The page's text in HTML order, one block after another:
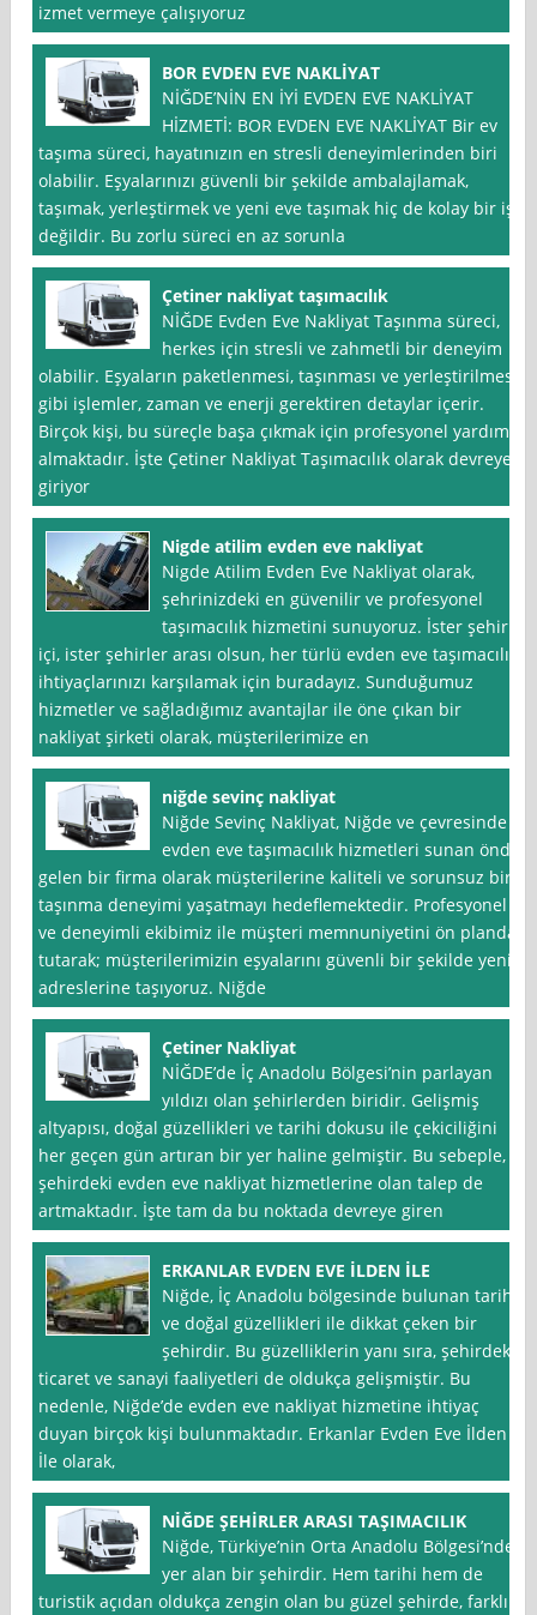
izmet vermeye çalışıyoruz
BOR EVDEN EVE NAKLİYAT
NİĞDE’NİN EN İYİ EVDEN EVE NAKLİYAT
HİZMETİ: BOR EVDEN EVE NAKLİYAT Bir ev
taşıma süreci, hayatınızın en stresli deneyimlerinden biri
olabilir. Eşyalarınızı güvenli bir şekilde ambalajlamak,
taşımak, yerleştirmek ve yeni eve taşımak hiç de kolay bir iş
değildir. Bu zorlu süreci en az sorunla
Çetiner nakliyat taşımacılık
NİĞDE Evden Eve Nakliyat Taşınma süreci,
herkes için stresli ve zahmetli bir deneyim
olabilir. Eşyaların paketlenmesi, taşınması ve yerleştirilmesi
gibi işlemler, zaman ve enerji gerektiren detaylar içerir.
Birçok kişi, bu süreçle başa çıkmak için profesyonel yardım
almaktadır. İşte Çetiner Nakliyat Taşımacılık olarak devreye
giriyor
Nigde atilim evden eve nakliyat
Nigde Atilim Evden Eve Nakliyat olarak,
şehrinizdeki en güvenilir ve profesyonel
taşımacılık hizmetini sunuyoruz. İster şehir
içi, ister şehirler arası olsun, her türlü evden eve taşımacılık
ihtiyaçlarınızı karşılamak için buradayız. Sunduğumuz
hizmetler ve sağladığımız avantajlar ile öne çıkan bir
nakliyat şirketi olarak, müşterilerimize en
niğde sevinç nakliyat
Niğde Sevinç Nakliyat, Niğde ve çevresinde
evden eve taşımacılık hizmetleri sunan önde
gelen bir firma olarak müşterilerine kaliteli ve sorunsuz bir
taşınma deneyimi yaşatmayı hedeflemektedir. Profesyonel
ve deneyimli ekibimiz ile müşteri memnuniyetini ön planda
tutarak; müşterilerimizin eşyalarını güvenli bir şekilde yeni
adreslerine taşıyoruz. Niğde
Çetiner Nakliyat
NİĞDE’de İç Anadolu Bölgesi’nin parlayan
yıldızı olan şehirlerden biridir. Gelişmiş
altyapısı, doğal güzellikleri ve tarihi dokusu ile çekiciliğini
her geçen gün artıran bir yer haline gelmiştir. Bu sebeple,
şehirdeki evden eve nakliyat hizmetlerine olan talep de
artmaktadır. İşte tam da bu noktada devreye giren
ERKANLAR EVDEN EVE İLDEN İLE
Niğde, İç Anadolu bölgesinde bulunan tarihi
ve doğal güzellikleri ile dikkat çeken bir
şehirdir. Bu güzelliklerin yanı sıra, şehirdeki
ticaret ve sanayi faaliyetleri de oldukça gelişmiştir. Bu
nedenle, Niğde’de evden eve nakliyat hizmetine ihtiyaç
duyan birçok kişi bulunmaktadır. Erkanlar Evden Eve İlden
İle olarak,
NİĞDE ŞEHİRLER ARASI TAŞIMACILIK
Niğde, Türkiye’nin Orta Anadolu Bölgesi’nde
yer alan bir şehirdir. Hem tarihi hem de
turistik açıdan oldukça zengin olan bu güzel şehirde, farklı